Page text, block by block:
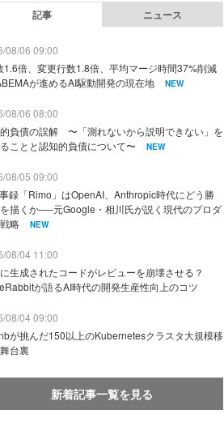
記事 ニュース
08/06 09:00
1.6倍、変更行数1.8倍、平均マージ時間37%削減
が進めるAI駆動開発の現在地
NEW
08/06 08:00
負債の誤解 〜「測れないから説明できない」を
ことと認知的負債について〜
NEW
08/05 09:00
録「Rimo」はOpenAI、Anthropic時代にどう勝
描くか──元Google・相川氏が説く現代のプロダ
略
NEW
08/04 11:00
生成されたコードがレビューを崩壊させる？
が語るAI時代の開発生産性向上のコツ
08/04 09:00
が挑んだ150以上のKubernetesクラスタ大規模移
台裏
新着記事一覧を見る